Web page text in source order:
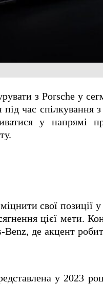
з Porsche у
час спілкування
у напрямі
свої позиції у
цієї мети.
де акцент
у 2023